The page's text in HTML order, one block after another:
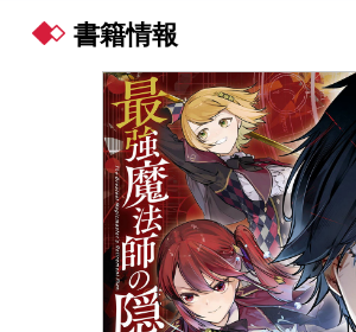
グッズ
会社情報 採用情報
スクウェア・エニックス サイト内検索
書籍情報